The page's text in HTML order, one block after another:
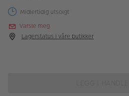
Lagersalg
Bildeprodukter
Midlertidig utsolgt
Varsle meg
Lagerstatus i våre butikker